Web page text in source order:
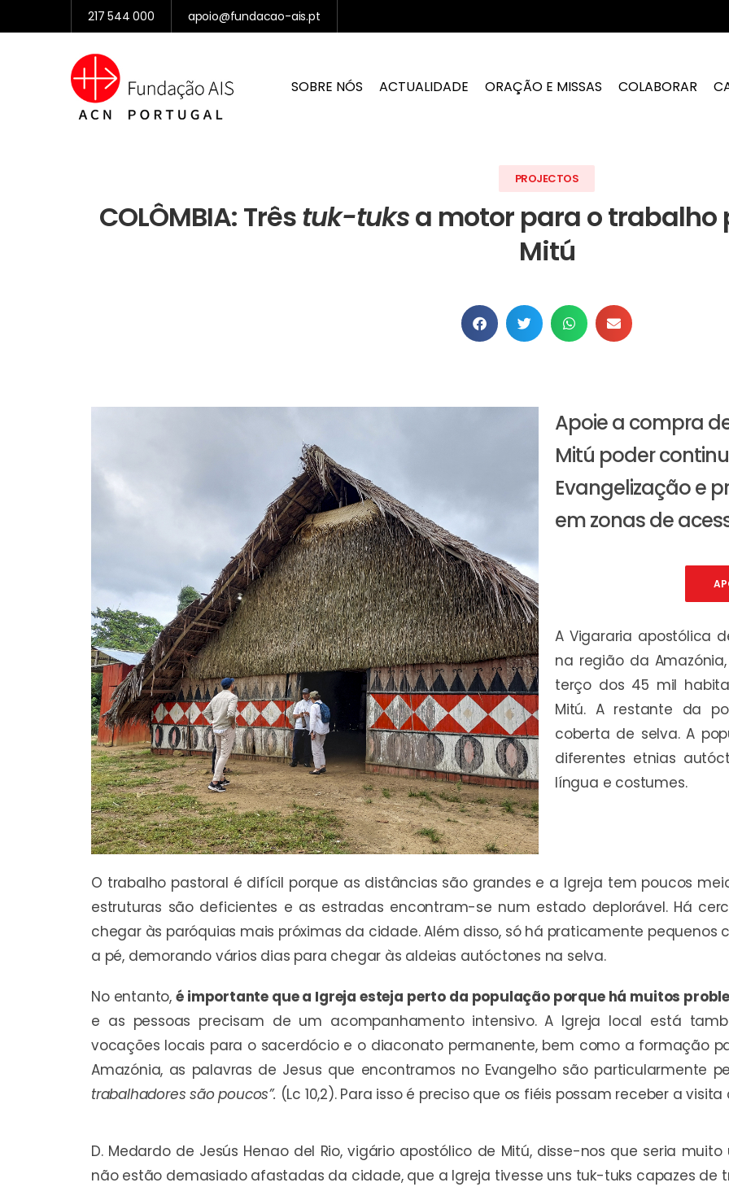
217 544 000 apoio@fundacao-ais.pt
SOBRE NÓS ACTUALIDADE ORAÇÃO E MISSAS COLABORAR
PROJECTOS
COLÔMBIA: Trêstuk-tuksa motor para o trabalho
Mitú
Apoie a compra
Mitú poder
Evangelização e
em zonas de
A Vigararia apostólica
na região da
terço dos 45 mil
Mitú. A restante da
coberta de selva. A
diferentes etnias
língua e costumes.
O trabalho pastoral é difícil porque as distâncias são grandes e a Igreja tem poucos
estruturas são deficientes e as estradas encontram-se num estado deplorável. Há
chegar às paróquias mais próximas da cidade. Além disso, só há praticamente pequenos
a pé, demorando vários dias para chegar às aldeias autóctones na selva.
No entanto,é importante que a Igreja esteja perto da população porque há muitos
e as pessoas precisam de um acompanhamento intensivo. A Igreja local está
vocações locais para o sacerdócio e o diaconato permanente, bem como a formação
Amazónia, as palavras de Jesus que encontramos no Evangelho são particularmente
trabalhadores são poucos”. (Lc 10,2). Para isso é preciso que os fiéis possam receber a
D. Medardo de Jesús Henao del Rio, vigário apostólico de Mitú, disse-nos que seria
não estão demasiado afastadas da cidade, que a Igreja tivesse uns tuk-tuks capazes de